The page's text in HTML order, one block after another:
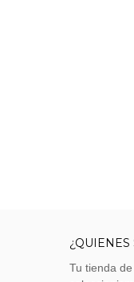
¿QUIENES
Tu tienda